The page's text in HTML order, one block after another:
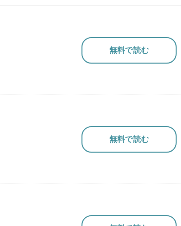
無料で読む
無料で読む